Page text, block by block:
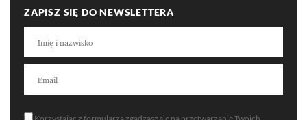
ZAPISZ SIĘ DO NEWSLETTERA